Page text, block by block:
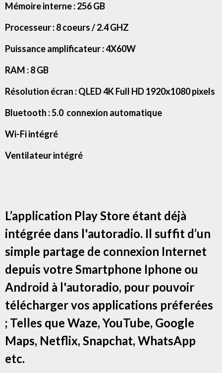
Mémoire interne : 256 GB
Processeur : 8 coeurs / 2.4 GHZ
Puissance amplificateur : 4X60W
RAM : 8 GB
Résolution écran : QLED 4K Full HD 1920x1080 pixels
Bluetooth : 5.0 connexion automatique
Wi-Fi intégré
Ventilateur intégré
L’application Play Store étant déjà
intégrée dans l'autoradio. Il suffit d’un
simple partage de connexion Internet
depuis votre Smartphone Iphone ou
Android à l'autoradio, pour pouvoir
télécharger vos applications préferées
; Telles que Waze, YouTube, Google
Maps, Netflix, Snapchat, WhatsApp
etc.